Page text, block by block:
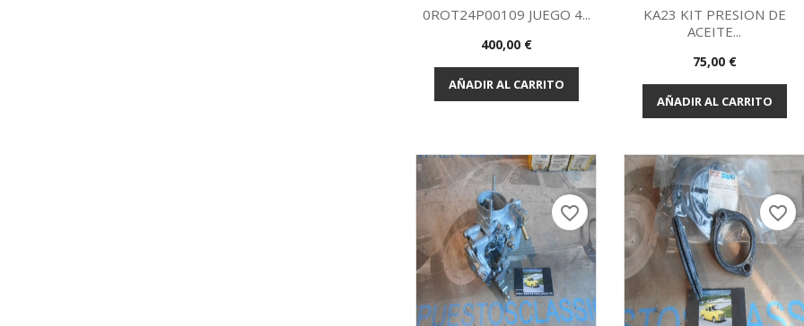
Vista rápida
0ROT24P00109 JUEGO 4...
Precio
400,00 €
AÑADIR AL CARRITO
Vista rápida
KA23 KIT PRESION DE
ACEITE...
Precio
75,00 €
AÑADIR AL CARRITO
favorite_border favorite_border